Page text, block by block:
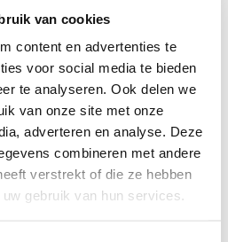
van cookies
content en advertenties te
voor social media te bieden
te analyseren. Ook delen we
van onze site met onze
adverteren en analyse. Deze
combineren met andere
verstrekt of die ze hebben
gebruik van hun services.
to help
Live chat Whatsapp
products